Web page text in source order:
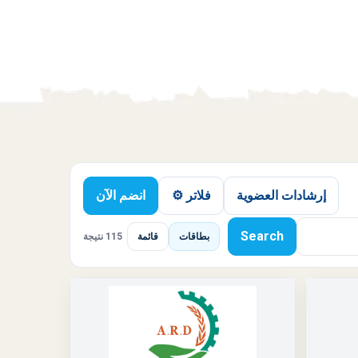
إرشادات العضوية فلاتر ⚙️ انضم الآن
Search بطاقات قائمة 115 نتيجة